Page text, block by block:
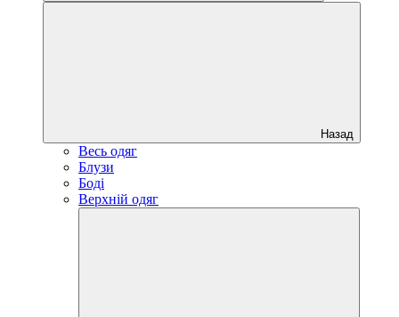
Назад
Весь одяг
Блузи
Боді
Верхній одяг